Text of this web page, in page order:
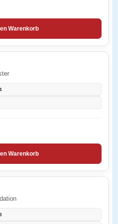
Warenkorb
Warenkorb